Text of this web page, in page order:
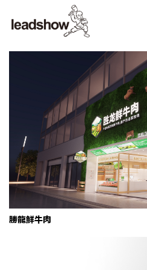
胜龙鲜牛肉